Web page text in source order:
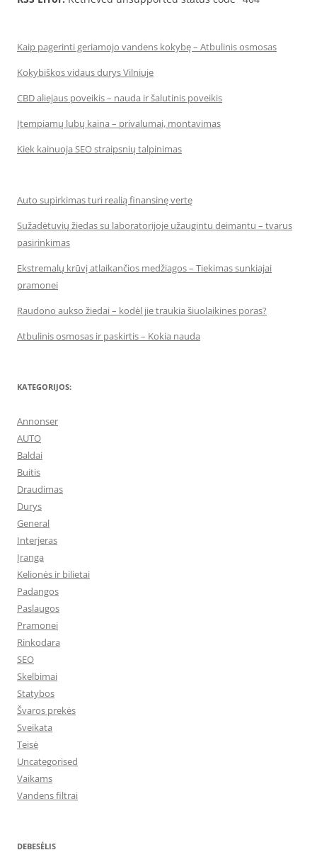
Kaip pagerinti geriamojo vandens kokybę – Atbulinis osmosas
Kokybiškos vidaus durys Vilniuje
CBD aliejaus poveikis – nauda ir šalutinis poveikis
Įtempiamų lubų kaina – privalumai, montavimas
Kiek kainuoja SEO straipsnių talpinimas
Auto supirkimas turi realią finansinę vertę
Sužadėtuvių žiedas su laboratorijoje užaugintu deimantu – tvarus
pasirinkimas
Ekstremalų krūvį atlaikančios medžiagos – Tiekimas sunkiajai
pramonei
Raudono aukso žiedai – kodėl jie traukia šiuolaikines poras?
Atbulinis osmosas ir paskirtis – Kokia nauda
KATEGORIJOS:
Annonser
AUTO
Baldai
Buitis
Draudimas
Durys
General
Interjeras
Įranga
Kelionės ir bilietai
Padangos
Paslaugos
Pramonei
Rinkodara
SEO
Skelbimai
Statybos
Švaros prekės
Sveikata
Teisė
Uncategorised
Vaikams
Vandens filtrai
DEBESĖLIS